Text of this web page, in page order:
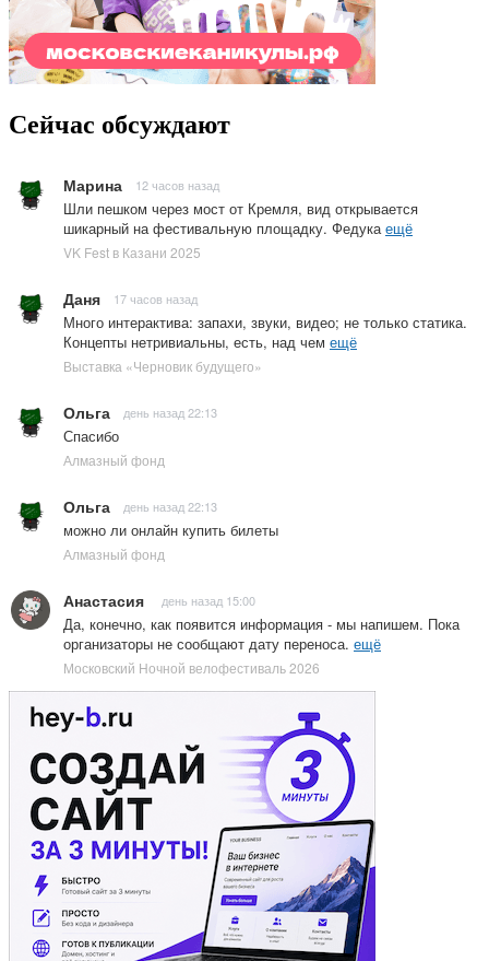
Сейчас обсуждают
Марина 12 часов назад
Шли пешком через мост от Кремля, вид открывается
шикарный на фестивальную площадку. Федука ещё
VK Fest в Казани 2025
Даня 17 часов назад
Много интерактива: запахи, звуки, видео; не только статика.
Концепты нетривиальны, есть, над чем ещё
Выставка «Черновик будущего»
Ольга день назад 22:13
Спасибо
Алмазный фонд
Ольга день назад 22:13
можно ли онлайн купить билеты
Алмазный фонд
Анастасия день назад 15:00
Да, конечно, как появится информация - мы напишем. Пока
организаторы не сообщают дату переноса. ещё
Московский Ночной велофестиваль 2026